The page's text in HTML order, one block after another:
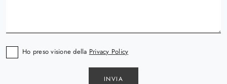
Ho preso visione della Privacy Policy
INVIA